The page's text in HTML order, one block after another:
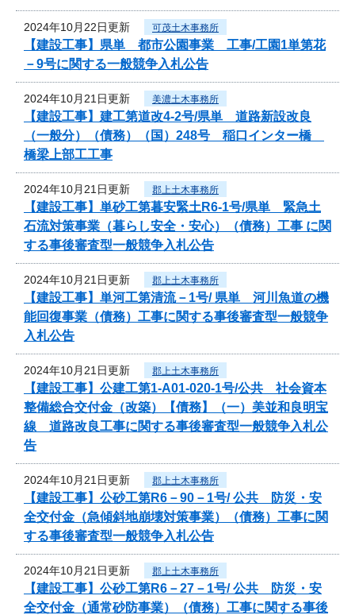
2024年10月22日更新 可茂土木事務所
【建設工事】県単 都市公園事業 工事/工園1単第花
－9号に関する一般競争入札公告
2024年10月21日更新 美濃土木事務所
【建設工事】建工第道改4-2号/県単 道路新設改良
（一般分）（債務）（国）248号 稲口インター橋
橋梁上部工工事
2024年10月21日更新 郡上土木事務所
【建設工事】単砂工第暮安緊土R6-1号/県単 緊急土
石流対策事業（暮らし安全・安心）（債務）工事 に関
する事後審査型一般競争入札公告
2024年10月21日更新 郡上土木事務所
【建設工事】単河工第清流－1号/ 県単 河川魚道の機
能回復事業（債務）工事に関する事後審査型一般競争
入札公告
2024年10月21日更新 郡上土木事務所
【建設工事】公建工第1-A01-020-1号/公共 社会資本
整備総合交付金（改築）【債務】（一）美並和良明宝
線 道路改良工事に関する事後審査型一般競争入札公
告
2024年10月21日更新 郡上土木事務所
【建設工事】公砂工第R6－90－1号/ 公共 防災・安
全交付金（急傾斜地崩壊対策事業）（債務）工事に関
する事後審査型一般競争入札公告
2024年10月21日更新 郡上土木事務所
【建設工事】公砂工第R6－27－1号/ 公共 防災・安
全交付金（通常砂防事業）（債務）工事に関する事後